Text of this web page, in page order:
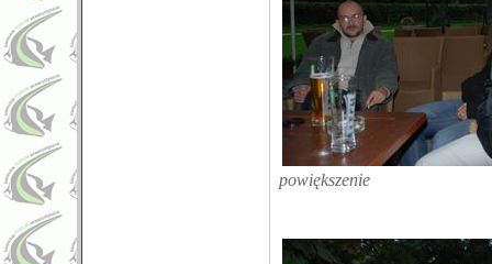
powiększenie